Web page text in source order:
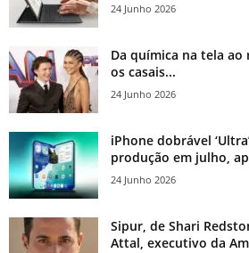
24 Junho 2026
Da química na tela ao
os casais...
24 Junho 2026
iPhone dobrável
produção em julho,
24 Junho 2026
Sipur, de Shari
Attal, executivo da